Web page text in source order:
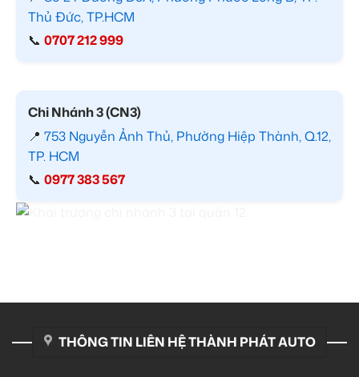
Thủ Đức, TP.HCM
📞 0707 212 999
Chi Nhánh 3 (CN3)
📍 753 Nguyễn Ảnh Thủ, Phường Hiệp Thành, Q.12,
TP. HCM
📞 0977 383 567
THÔNG TIN LIÊN HỆ THÀNH PHÁT AUTO